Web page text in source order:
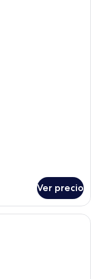
Ver precio